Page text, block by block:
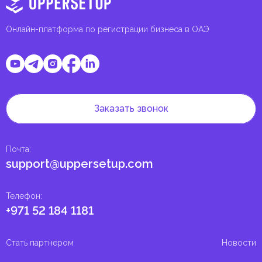
Онлайн-платформа по регистрации бизнеса в ОАЭ
Телефон:
+971 52 184 1181
Почта:
support@uppersetup.com
Заказать звонок
Стать партнером Новости